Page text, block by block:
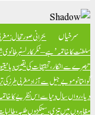
سرخیاں بحرانی صورتحال:
سلطنت کا خاتمہ’ ہے – ٹکر کارلسنبرطانوی
تبصرے سے انکار، تحقیقات کی یقین دہانی
گوانتانوموبے جیل سے آزادمغربی طرز کی
دیا، رواں سال دنیا سے اس نظریے کا
مظاہروں میں تیزی، سینکڑوں طلبہ،